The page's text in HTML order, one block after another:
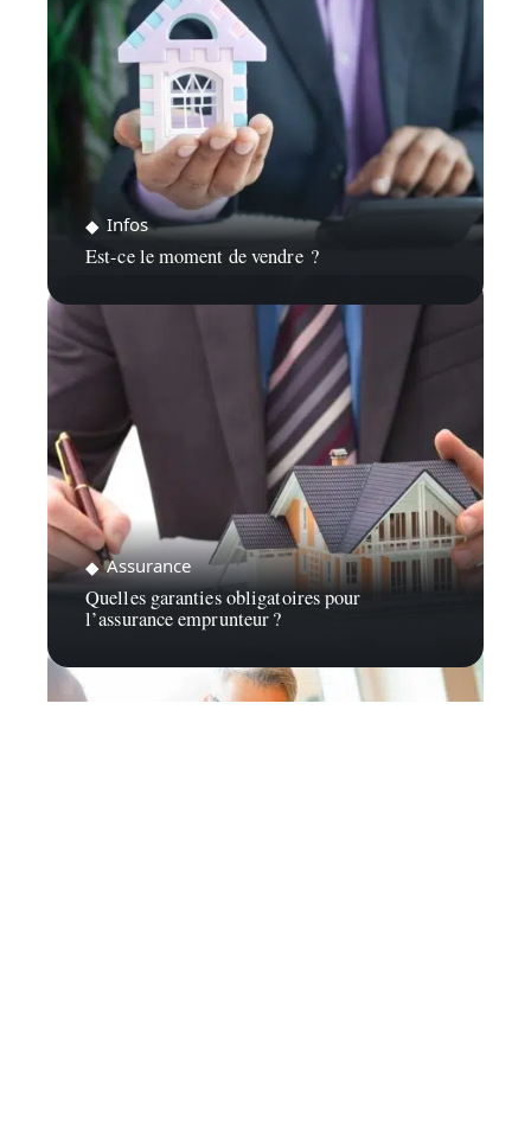
Infos
Est-ce le moment de vendre ?
Assurance
Quelles garanties obligatoires pour
l’assurance emprunteur ?